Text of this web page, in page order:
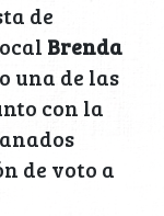
de
Brenda
una de las
con la
de voto a